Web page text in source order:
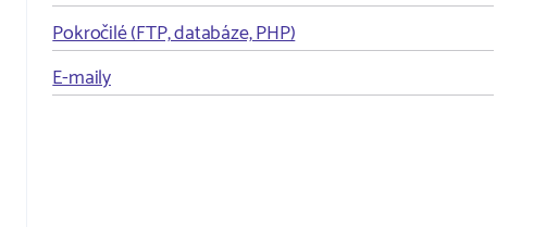
Pokročilé (FTP, databáze, PHP)
E-maily